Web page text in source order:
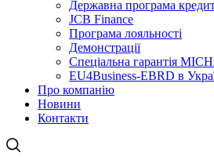
Державна програма
JCB Finance
Програма лояльності
Демонстрації
Спеціальна гарантія
EU4Business-EBRD в
Про компанію
Новини
Контакти